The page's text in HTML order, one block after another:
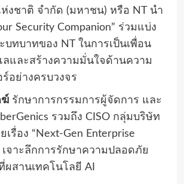
งชาติ จำกัด (มหาชน) หรือ NT นำ
Security Companion” ร่วมแบ่ง
ทบาทของ NT ในการเป็นเพื่อน
และสร้างความมั่นใจด้านความ
อย่างครบวงจร
รักษาการกรรมการผู้จัดการ และ
รวมถึง CISO กลุ่มบริษัท
เรื่อง “Next-Gen Enterprise
เจาะลึกการรักษาความปลอดภัย
สานเทคโนโลยี AI